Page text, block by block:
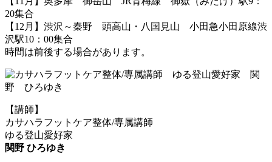
20集合
【12月】渋沢～秦野 頭高山・八国見山 小田急小田原線渋
沢駅10：00集合
時間は前後する場合があります。
【講師】
カサハラフットケア整体/専属講師
ゆる登山愛好家
関野 ひろゆき